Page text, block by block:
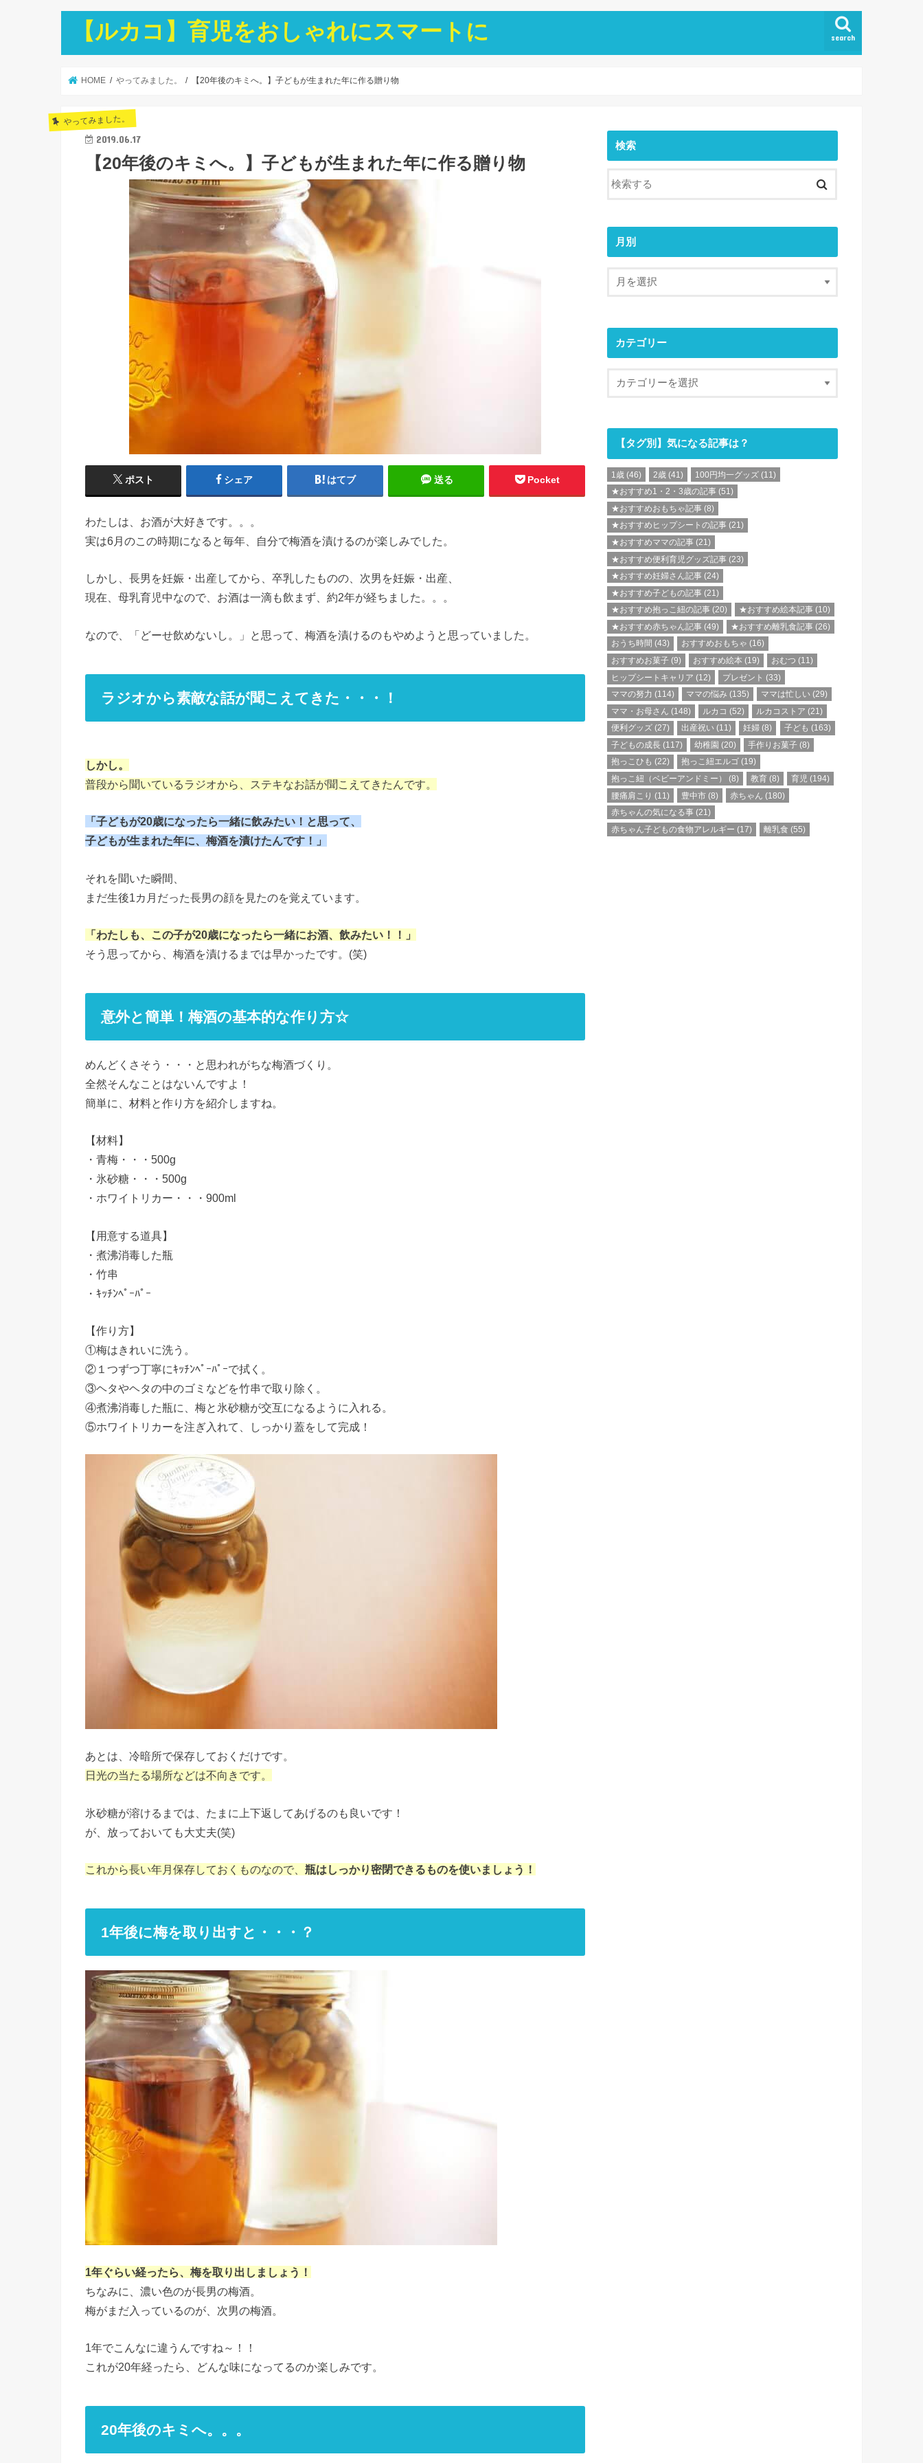
【ルカコ】育児をおしゃれにスマートに search
HOME やってみました。 【20年後のキミへ。】子どもが生まれた年に作る贈り物
やってみました。
2019.06.17
【20年後のキミへ。】子どもが生まれた年に作る贈り物
ポスト シェア はてブ 送る Pocket
わたしは、お酒が大好きです。。。
実は6月のこの時期になると毎年、自分で梅酒を漬けるのが楽しみでした。
しかし、長男を妊娠・出産してから、卒乳したものの、次男を妊娠・出産、
現在、母乳育児中なので、お酒は一滴も飲まず、約2年が経ちました。。。
なので、「どーせ飲めないし。」と思って、梅酒を漬けるのもやめようと思っていました。
ラジオから素敵な話が聞こえてきた・・・！
しかし。
普段から聞いているラジオから、ステキなお話が聞こえてきたんです。
「子どもが20歳になったら一緒に飲みたい！と思って、
子どもが生まれた年に、梅酒を漬けたんです！」
それを聞いた瞬間、
まだ生後1カ月だった長男の顔を見たのを覚えています。
「わたしも、この子が20歳になったら一緒にお酒、飲みたい！！」
そう思ってから、梅酒を漬けるまでは早かったです。(笑)
意外と簡単！梅酒の基本的な作り方☆
めんどくさそう・・・と思われがちな梅酒づくり。
全然そんなことはないんですよ！
簡単に、材料と作り方を紹介しますね。
【材料】
・青梅・・・500g
・氷砂糖・・・500g
・ホワイトリカー・・・900ml
【用意する道具】
・煮沸消毒した瓶
・竹串
・ｷｯﾁﾝﾍﾟｰﾊﾟｰ
【作り方】
①梅はきれいに洗う。
②１つずつ丁寧にｷｯﾁﾝﾍﾟｰﾊﾟｰで拭く。
③ヘタやヘタの中のゴミなどを竹串で取り除く。
④煮沸消毒した瓶に、梅と氷砂糖が交互になるように入れる。
⑤ホワイトリカーを注ぎ入れて、しっかり蓋をして完成！
あとは、冷暗所で保存しておくだけです。
日光の当たる場所などは不向きです。
氷砂糖が溶けるまでは、たまに上下返してあげるのも良いです！
が、放っておいても大丈夫(笑)
これから長い年月保存しておくものなので、 瓶はしっかり密閉できるものを使いましょう！
1年後に梅を取り出すと・・・？
1年ぐらい経ったら、梅を取り出しましょう！
ちなみに、濃い色のが長男の梅酒。
梅がまだ入っているのが、次男の梅酒。
1年でこんなに違うんですね～！！
これが20年経ったら、どんな味になってるのか楽しみです。
20年後のキミへ。。。
検索
月別
カテゴリー
【タグ別】気になる記事は？
1歳 (46) 2歳 (41) 100円均一グッズ (11)
★おすすめ1・2・3歳の記事 (51)
★おすすめおもちゃ記事 (8)
★おすすめヒップシートの記事 (21)
★おすすめママの記事 (21)
★おすすめ便利育児グッズ記事 (23)
★おすすめ妊婦さん記事 (24)
★おすすめ子どもの記事 (21)
★おすすめ抱っこ紐の記事 (20) ★おすすめ絵本記事 (10)
★おすすめ赤ちゃん記事 (49) ★おすすめ離乳食記事 (26)
おうち時間 (43) おすすめおもちゃ (16)
おすすめお菓子 (9) おすすめ絵本 (19) おむつ (11)
ヒップシートキャリア (12) プレゼント (33)
ママの努力 (114) ママの悩み (135) ママは忙しい (29)
ママ・お母さん (148) ルカコ (52) ルカコストア (21)
便利グッズ (27) 出産祝い (11) 妊婦 (8) 子ども (163)
子どもの成長 (117) 幼稚園 (20) 手作りお菓子 (8)
抱っこひも (22) 抱っこ紐エルゴ (19)
抱っこ紐（ベビーアンドミー）
(8) 教育 (8) 育児 (194)
腰痛肩こり (11) 豊中市 (8) 赤ちゃん (180)
赤ちゃんの気になる事 (21)
赤ちゃん子どもの食物アレルギー (17) 離乳食 (55)